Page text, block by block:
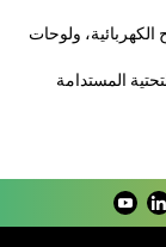
الكهربائية، ولوحات
المستدامة